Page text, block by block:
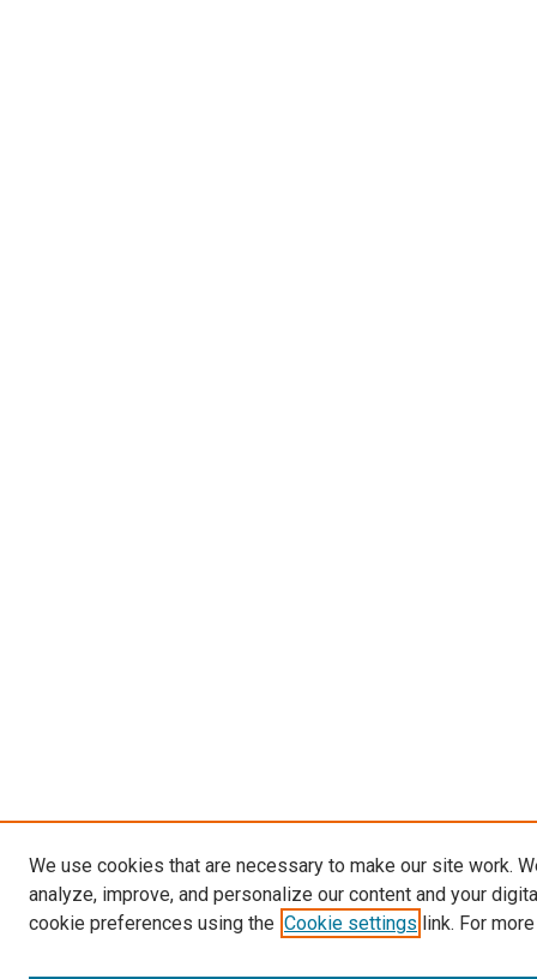
We use cookies that are necessary to make our site work.
analyze, improve, and personalize our content and your
cookie preferences using the Cookie settings link. For